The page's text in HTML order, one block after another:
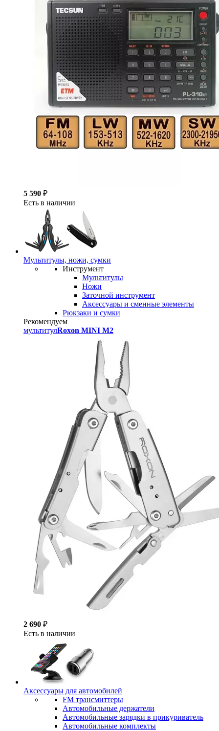
5 590 ₽
Есть в наличии
Мультитулы, ножи, сумки
Инструмент
Мультитулы
Ножи
Заточной инструмент
Аксессуары и сменные элементы
Рюкзаки и сумки
Рекомендуем
мультитулRoxon MINI M2
2 690 ₽
Есть в наличии
Аксессуары для автомобилей
FM трансмиттеры
Автомобильные держатели
Автомобильные зарядки в прикуриватель
Автомобильные комплекты